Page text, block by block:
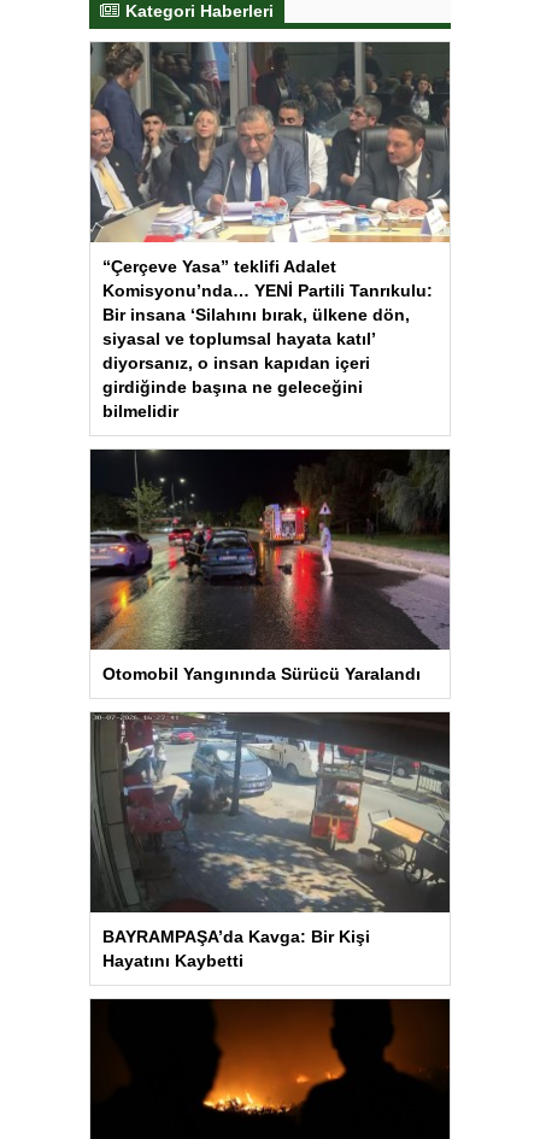
Kategori Haberleri
“Çerçeve Yasa” teklifi Adalet
Komisyonu’nda… YENİ Partili Tanrıkulu:
Bir insana ‘Silahını bırak, ülkene dön,
siyasal ve toplumsal hayata katıl’
diyorsanız, o insan kapıdan içeri
girdiğinde başına ne geleceğini
bilmelidir
Otomobil Yangınında Sürücü Yaralandı
BAYRAMPAŞA’da Kavga: Bir Kişi
Hayatını Kaybetti